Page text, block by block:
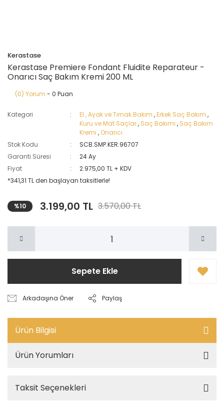
Kerastase
Kerastase Premiere Fondant Fluidite Reparateur -
Onarıcı Saç Bakım Kremi 200 ML
(0) Yorum - 0 Puan
Kategori El , Ayak ve Tırnak Bakım ,Erkek Saç Bakım ,
Kuru ve Mat Saçlar, Saç Bakımı , Saç Bakım
Kremi , Onarıcı
Stok Kodu
SCB.SMP.KER.96707
Garanti Süresi
24 Ay
Fiyat
2.975,00 TL + KDV
*341,31 TL den başlayan taksitlerle!
%10 3.199,00 TL 3.570,00 TL
Sepete Ekle
Arkadaşına Öner Paylaş
Ürün Bilgisi
Ürün Yorumları
Taksit Seçenekleri